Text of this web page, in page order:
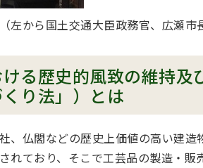
左から国土交通大臣政務官、広瀬市
る歴史的風致の維持及
り法」）とは
、仏閣などの歴史上価値の高い建
れており、そこで工芸品の製造・